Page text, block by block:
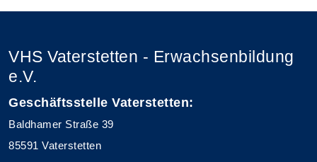
VHS Vaterstetten - Erwachsenbildung
e.V.
Geschäftsstelle Vaterstetten:
Baldhamer Straße 39
85591 Vaterstetten